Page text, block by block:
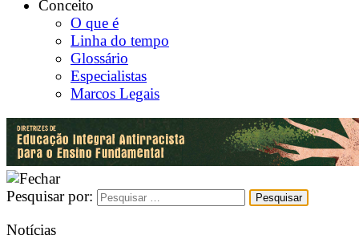
Conceito
O que é
Linha do tempo
Glossário
Especialistas
Marcos Legais
Pesquisar por:
Notícias